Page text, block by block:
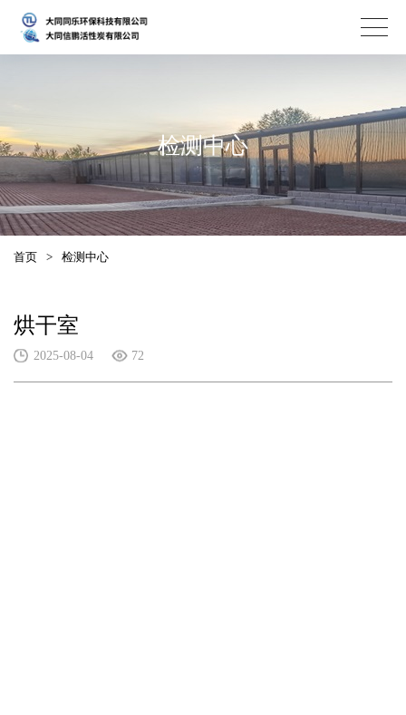
检测中心
首页 > 检测中心
烘干室
2025-08-04 72